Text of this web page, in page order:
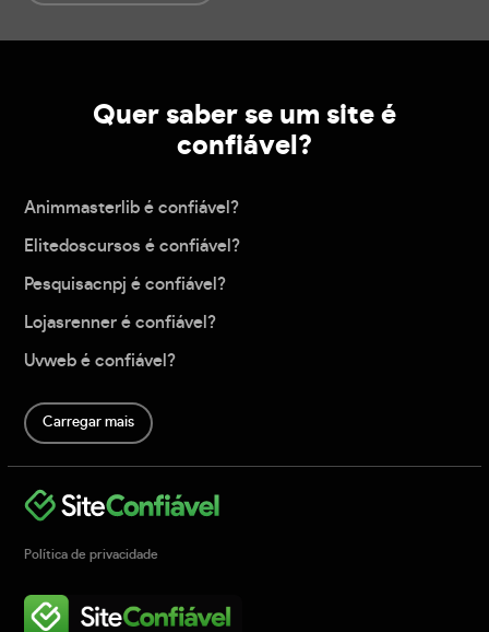
Quer saber se um site é
confiável?
Animmasterlib é confiável?
Elitedoscursos é confiável?
Pesquisacnpj é confiável?
Lojasrenner é confiável?
Uvweb é confiável?
Carregar mais
Política de privacidade